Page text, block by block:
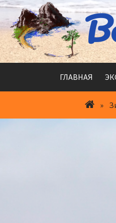
Перейти
содержимому
ГЛАВНАЯ
»